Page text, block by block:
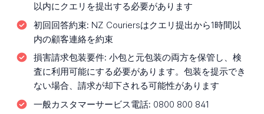
以内にクエリを提出する必要があります
初回回答約束: NZ Couriersはクエリ提出から1時間以
内の顧客連絡を約束
損害請求包装要件: 小包と元包装の両方を保管し、検
査に利用可能にする必要があります。包装を提示でき
ない場合、請求が却下される可能性があります
一般カスタマーサービス電話: 0800 800 841